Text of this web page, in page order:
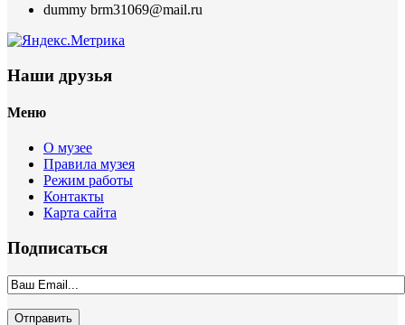
dummy brm31069@mail.ru
Наши друзья
Меню
О музее
Правила музея
Режим работы
Контакты
Карта сайта
Подписаться